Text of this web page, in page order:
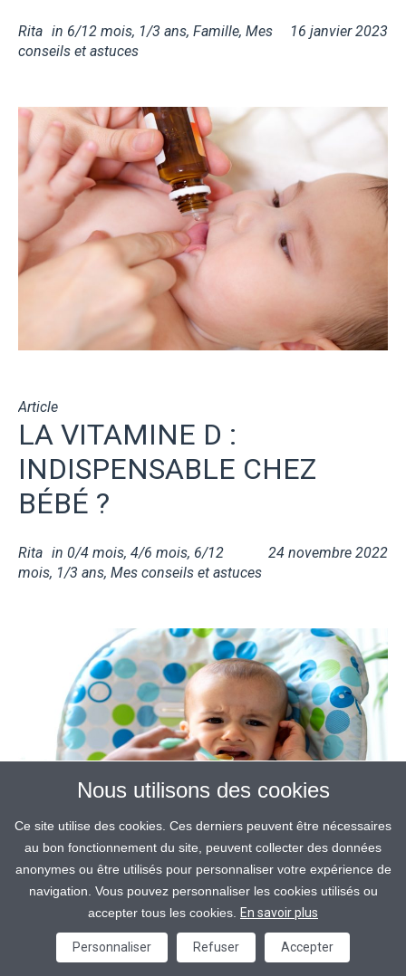
16 janvier 2023
Rita in 6/12 mois, 1/3 ans, Famille, Mes
conseils et astuces
Article
LA VITAMINE D :
INDISPENSABLE CHEZ
BÉBÉ ?
24 novembre 2022
Rita in 0/4 mois, 4/6 mois, 6/12
mois, 1/3 ans, Mes conseils et astuces
Article
MON BÉBÉ MANGE PEU
Nous utilisons des cookies
Ce site utilise des cookies. Ces derniers peuvent être nécessaires
au bon fonctionnement du site, peuvent collecter des données
anonymes ou être utilisés pour personnaliser votre expérience de
navigation. Vous pouvez personnaliser les cookies utilisés ou
accepter tous les cookies.
En savoir plus
Personnaliser Refuser Accepter